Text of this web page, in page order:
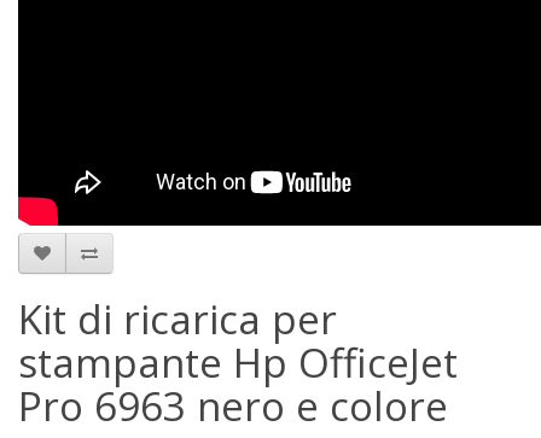
Kit di ricarica per
stampante Hp OfficeJet
Pro 6963 nero e colore